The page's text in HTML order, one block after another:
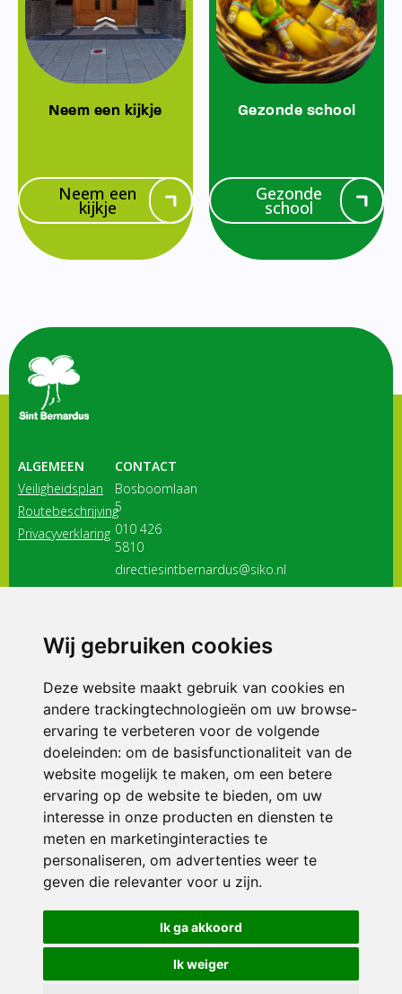
Wij gebruiken cookies
Deze website maakt gebruik van cookies en
andere trackingtechnologieën om uw browse-
ervaring te verbeteren voor de volgende
doeleinden: om de basisfunctionaliteit van de
website mogelijk te maken, om een betere
ervaring op de website te bieden, om uw
interesse in onze producten en diensten te
meten en marketinginteracties te
personaliseren, om advertenties weer te
geven die relevanter voor u zijn.
Ik ga akkoord
Ik weiger
Neem een kijkje
Neem een
kijkje
Gezonde school
Gezonde
school
ALGEMEEN
Veiligheidsplan
Routebeschrijving
Privacyverklaring
CONTACT
Bosboomlaan
5
010 426
5810
directiesintbernardus@siko.nl
3116 JB
ONDERDEEL VAN
© 2026 Sint Bernardus | Alle rechten voorbehouden
Privacy policy|Disclaimer| Klachtenregeling|RSIN en Anbi
voorkeuren
Crealisatie The MindOffice